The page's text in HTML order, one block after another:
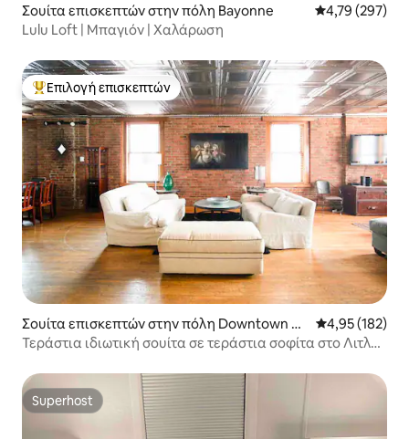
Σουίτα επισκεπτών στην πόλη Bayonne Μέση
4,79 (297)
Lulu Loft | Μπαγιόν | Χαλάρωση
Κορυφαία επιλογή επισκεπτών
Επιλογή επισκεπτών
Σουίτα επισκεπτών στην πόλη Downtown M
anhattan
Μέση
4,95 (182)
Τεράστια ιδιωτική σουίτα σε τεράστια σοφίτα στο Λιτλ
Superhost
Superhost